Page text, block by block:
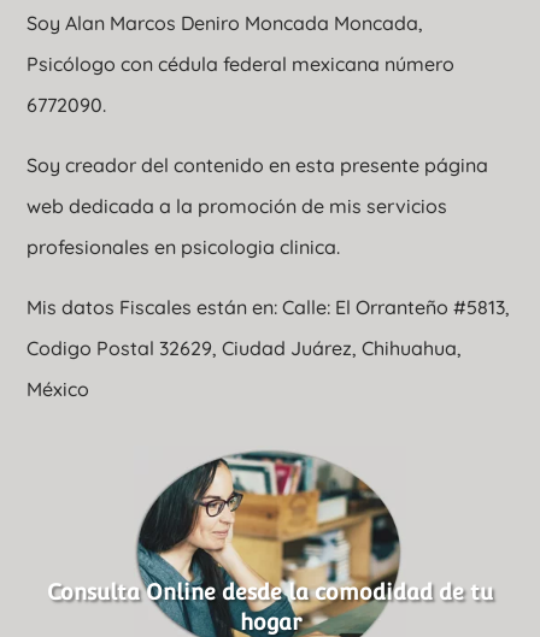
Soy Alan Marcos Deniro Moncada Moncada,
Psicólogo con cédula federal mexicana número
6772090.
Soy creador del contenido en esta presente página
web dedicada a la promoción de mis servicios
profesionales en psicologia clinica.
Mis datos Fiscales están en: Calle: El Orranteño #5813,
Codigo Postal 32629, Ciudad Juárez, Chihuahua,
México
Consulta Online desde la comodidad de tu
hogar